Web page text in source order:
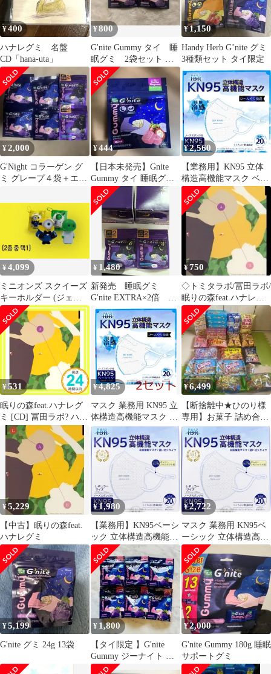
¥400
ハナレグミ 名盤
CD「hana-uta」
¥800
G'nite Gummy タイ 睡
眠グミ 2袋セット グ
レープ
¥1,150
Handy Herb G’nite グミ
3種類セット タイ限定
¥2,000
G'Night コラーゲン グ
ミ グレープ４袋＋エク
¥444
【日本未発売】Gnite
Gummy タイ 睡眠グミ
睡眠サポート サプリメ
ント
¥2,560
【業務用】KN95 立体
構造高機能マスク ベー
シック 冷感 個別包装
ホワイト 20枚入 ひ～ん
やり快適。
¥4,099
ミニオンズ スクイーズ
キーホルダー (ジェー
ムス グミ タグ1)
¥ 1,480
新発売 睡眠グミ
G'nite EXTRA×2倍 2
袋8個入り ブルーベリ
ー味 タイ
¥750
◇トミタラボ/冨田ラボ/
眠りの森feat.ハナレグ
ミ/BFCA80012
¥531
眠りの森feat.ハナレグ
ミ [CD] 冨田ラボ? ハナ
レグミ? 松本隆? 冨田恵
一; 冨田ラボ_02
¥4,825
マスク 業務用 KN95 立
体構造高機能マスク ベ
ーシック 冷感 個別包装
ホワイト 20枚入
4573508631244 ×2セッ
ト
¥6,499
【断捨離中★ひのり様
専用】お菓子 詰め合わ
せ まとめ売り
¥5,229
【中古】眠りの森feat.
ハナレグミ
¥1,980
【業務用】KN95ベーシ
ック 立体構造高機能マ
スク 個別包装 レギュラ
ーサイズ ホワイト 20枚
入
¥2,722
マスク 業務用 KN95ベ
ーシック 立体構造高機
能マスク 個別包装 レギ
ュラーサイズ ホワイト
20枚入 4573508631015
¥5,199
G'nite グミ 24g 13袋
¥ 1,800
【タイ限定 】G'nite
Gummy ジーナイト グ
ミ 巨峰味 6袋セット
¥2,000
G'nite Gummy 180g 睡眠
サポートグミ